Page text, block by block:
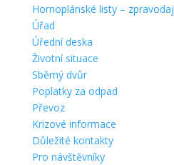
Hornoplánské listy – zpravodaj
Úřad
Úřední deska
Životní situace
Sběrný dvůr
Poplatky za odpad
Převoz
Krizové informace
Důležité kontakty
Pro návštěvníky